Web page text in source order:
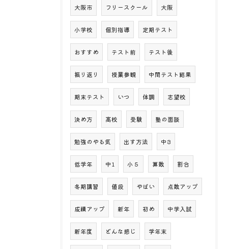
大阪市 フリースクール 大阪
小学校 個別指導 定期テスト
おすすめ テスト前 テスト後
振り返り 授業参観 中間テスト結果
期末テスト いつ 体調 志望校
決め方 高校 受験 塾の面談
勉強のやる気 出す方法 中3
低学年 中1 小５ 算数 割合
冬期講習 値段 やばい 点数アップ
成績アップ 新年 初め 中学入試
新年度 どんな感じ 学年末